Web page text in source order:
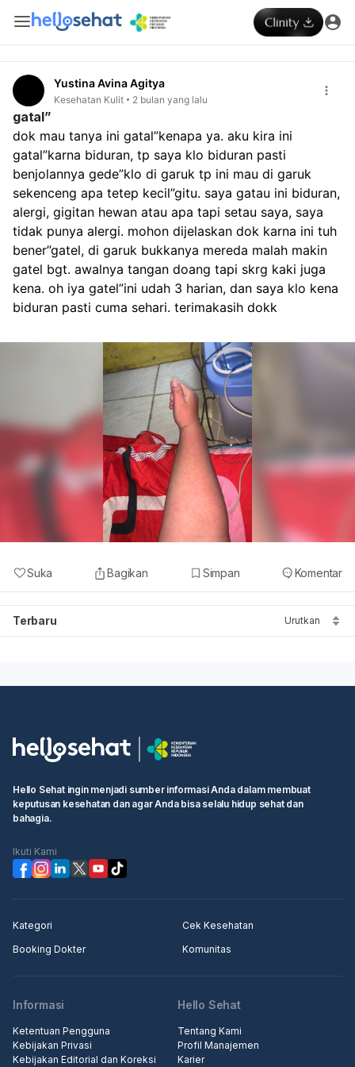
Yustina Avina Agitya
Kesehatan Kulit 2 bulan yang lalu
gatal”
dok mau tanya ini gatal”kenapa ya. aku kira ini
gatal”karna biduran, tp saya klo biduran pasti
benjolannya gede”klo di garuk tp ini mau di garuk
sekenceng apa tetep kecil”gitu. saya gatau ini biduran,
alergi, gigitan hewan atau apa tapi setau saya, saya
tidak punya alergi. mohon dijelaskan dok karna ini tuh
bener”gatel, di garuk bukkanya mereda malah makin
gatel bgt. awalnya tangan doang tapi skrg kaki juga
kena. oh iya gatel”ini udah 3 harian, dan saya klo kena
biduran pasti cuma sehari. terimakasih dokk
Suka Bagikan Simpan Komentar
Terbaru Urutkan
Hello Sehat ingin menjadi sumber informasi Anda dalam membuat
keputusan kesehatan dan agar Anda bisa selalu hidup sehat dan
bahagia.
Ikuti Kami
Kategori
Cek Kesehatan
Booking Dokter
Komunitas
Informasi
Ketentuan Pengguna
Kebijakan Privasi
Kebijakan Editorial dan Koreksi
Hello Sehat
Tentang Kami
Profil Manajemen
Karier